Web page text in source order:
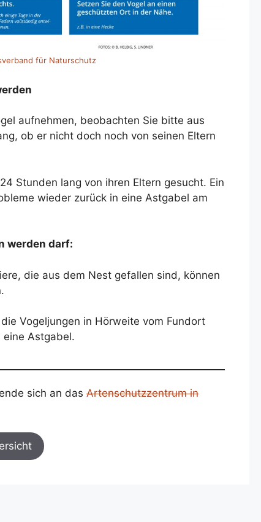
für Naturschutz
aufnehmen, beobachten Sie bitte aus
ob er nicht doch noch von seinen Eltern
Stunden lang von ihren Eltern gesucht. Ein
wieder zurück in eine Astgabel am
werden darf:
die aus dem Nest gefallen sind, können
Vogeljungen in Hörweite vom Fundort
eine Astgabel.
sich an das Artenschutzzentrum in